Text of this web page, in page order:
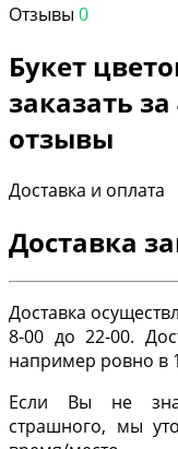
Отзывы 0
Букет
заказать
отзывы
Доставка и оплата
Доставка
Доставка
8-00 до 22-00.
например ровно в
Если Вы не
страшного, мы